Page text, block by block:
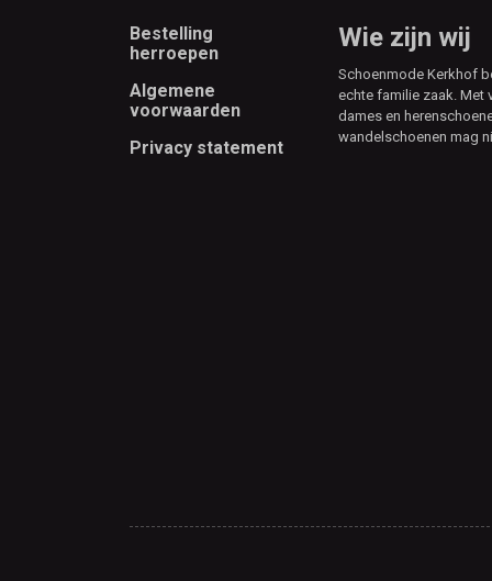
Footer
Bestelling
herroepen
Algemene
voorwaarden
Privacy statement
Wie zijn wij
Schoenmode Kerkhof
echte familie zaak. Met
dames en
wandelschoenen mag